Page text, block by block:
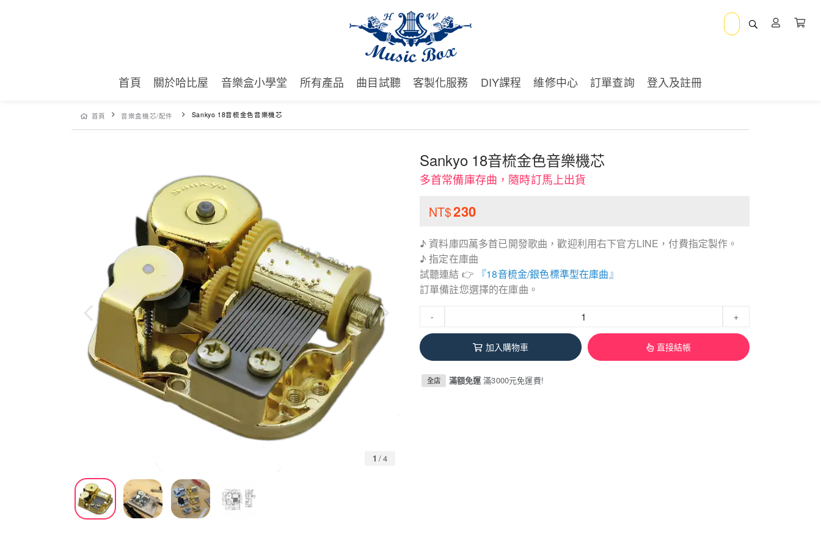
首頁 關於哈比屋 音樂盒小學堂 所有產品 曲目試聽 客製化服務 DIY課程 維修中心 訂單查詢 登入及註冊
首頁 音樂盒機芯/配件 Sankyo 18音梳金色音樂機芯
1 /4
Sankyo 18音梳金色音樂機芯
多首常備庫存曲，隨時訂馬上出貨
NT$230
♪ 資料庫四萬多首已開發歌曲，歡迎利用右下官方LINE，付費指定製作。
♪ 指定在庫曲
試聽連結 👉
『18音梳金/銀色標準型在庫曲』
訂單備註您選擇的在庫曲。
- +
加入購物車 直接結帳
全店 滿額免運滿3000元免運費!